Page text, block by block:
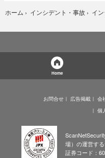
ホーム › インシデント・事故 › イ
Home
お問合せ 広告掲載 会
個
場）の運営する
証券コード：